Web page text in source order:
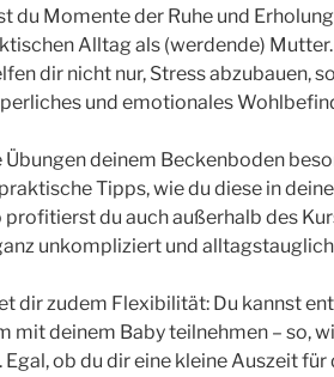
du Momente der Ruhe und
Alltag als (werdende)
dir nicht nur, Stress abzubauen,
und emotionales
Übungen deinem Beckenboden
Tipps, wie du diese in
profitierst du auch außerhalb des
unkompliziert und
dir zudem Flexibilität: Du kannst
mit deinem Baby teilnehmen – so,
ob du dir eine kleine Auszeit für